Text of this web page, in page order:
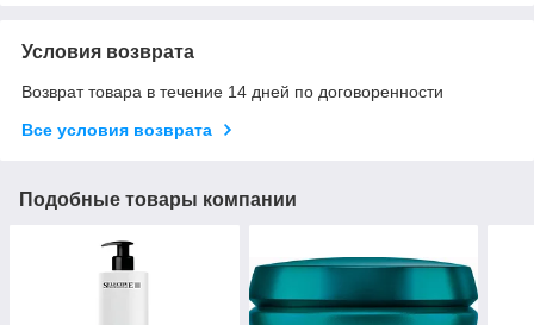
Условия возврата
Возврат товара в течение 14 дней по договоренности
Все условия возврата
Подобные товары компании